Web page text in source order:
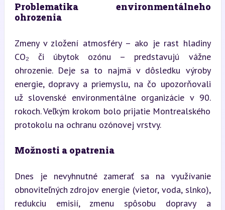
Problematika environmentálneho
ohrozenia
Zmeny v zložení atmosféry – ako je rast hladiny
CO₂ či úbytok ozónu – predstavujú vážne
ohrozenie. Deje sa to najmä v dôsledku výroby
energie, dopravy a priemyslu, na čo upozorňovali
už slovenské environmentálne organizácie v 90.
rokoch. Veľkým krokom bolo prijatie Montrealského
protokolu na ochranu ozónovej vrstvy.
Možnosti a opatrenia
Dnes je nevyhnutné zamerať sa na využívanie
obnoviteľných zdrojov energie (vietor, voda, slnko),
redukciu emisií, zmenu spôsobu dopravy a